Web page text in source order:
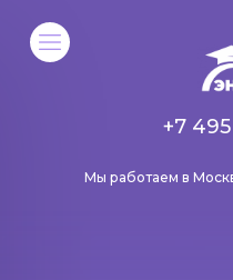
Мы работаем в
+7